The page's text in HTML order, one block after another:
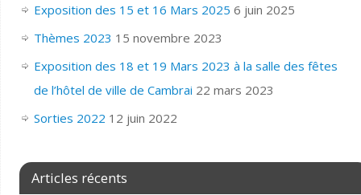
Exposition des 15 et 16 Mars 2025 6 juin 2025
Thèmes 2023 15 novembre 2023
Exposition des 18 et 19 Mars 2023 à la salle des fêtes
de l’hôtel de ville de Cambrai 22 mars 2023
Sorties 2022 12 juin 2022
Articles récents